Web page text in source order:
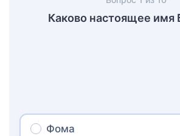
Каково настоящее имя
Фома